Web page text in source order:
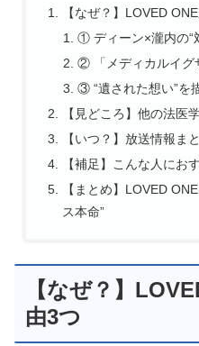
【なぜ？】LOVED
① ディーン×瀧内の“
② 「メディカルイグ
③ “遺された想い”を
【見どころ】他の法医
【いつ？】放送情報ま
【補足】こんな人にお
【まとめ】LOVED
ス本命”
【なぜ？】
由3つ